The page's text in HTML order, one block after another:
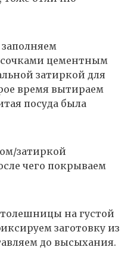
заполняем
цементным
затиркой для
время вытираем
посуда была
затиркой
чего покрываем
на густой
заготовку из
до высыхания.